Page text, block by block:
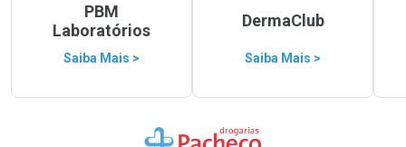
PBM
Laboratórios
Saiba Mais >
DermaClub
Saiba Mais >
Ir para a Home